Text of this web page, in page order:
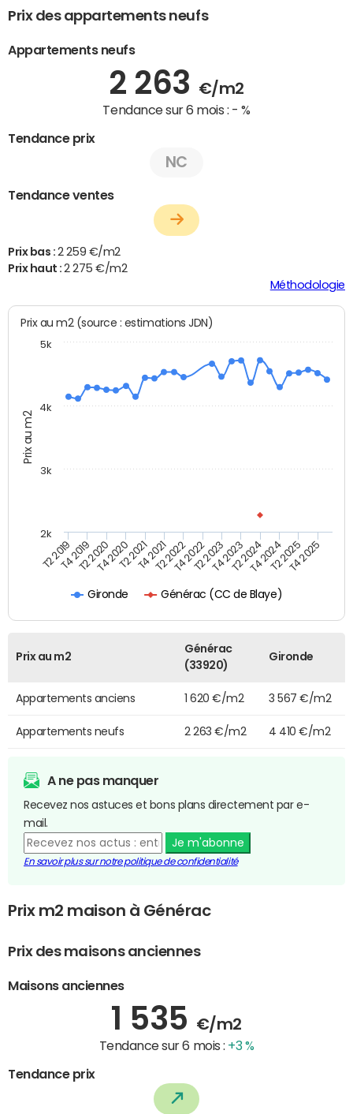
Prix des appartements neufs
Appartements neufs
2 263 €/m2
Tendance sur 6 mois : - %
Tendance prix
NC
Tendance ventes
Prix bas : 2 259 €/m2
Prix haut :2 275 €/m2
Méthodologie
Prix au m2
Prix au m2 (source : estimations JDN)
Gironde Générac (CC de Blaye)
T2 2019T4 2019T2 2020T4 2020T2 2021T4 2021T2 2022T4 2022T2 2023T4 2023T2 2024T4 2024T2 2025T4 2025
2k
3k
4k
5k
Prix au m2
Générac
(33920)
Gironde
Appartements anciens 1 620 €/m2 3 567 €/m2
Appartements neufs 2 263 €/m2 4 410 €/m2
A ne pas manquer
Recevez nos astuces et bons plans directement par e-
mail.
Je m'abonne
En savoir plus sur notre politique de confidentialité
Prix m2 maison à Générac
Prix des maisons anciennes
Maisons anciennes
1 535 €/m2
Tendance sur 6 mois : +3 %
Tendance prix